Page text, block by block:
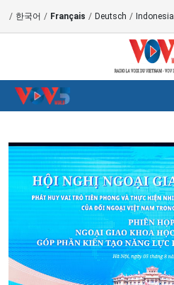
/ 한국어 / Français / Deutsch / Indonesia